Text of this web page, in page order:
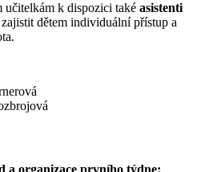
k dispozici také asistenti
dětem individuální přístup a
a organizace prvního týdne: